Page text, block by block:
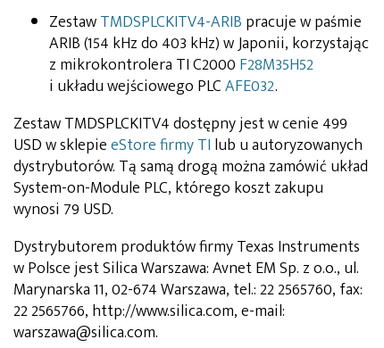
ZestawTMDSPLCKITV4-ARIB pracuje w paśmie
ARIB (154 kHz do 403 kHz) w Japonii, korzystając
z mikrokontrolera TI C2000 F28M35H52
i układu wejściowego PLCAFE032.
Zestaw TMDSPLCKITV4 dostępny jest w cenie 499
USD w sklepieeStore firmy TI lub u autoryzowanych
dystrybutorów. Tą samą drogą można zamówić układ
System-on-Module PLC, którego koszt zakupu
wynosi 79 USD.
Dystrybutorem produktów firmy Texas Instruments
w Polsce jest Silica Warszawa: Avnet EM Sp. z o.o., ul.
Marynarska 11, 02-674 Warszawa, tel.: 22 2565760, fax:
22 2565766, http://www.silica.com, e-mail:
warszawa@silica.com.